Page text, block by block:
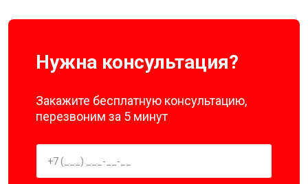
Нужна консультация?
Закажите бесплатную консультацию,
перезвоним за 5 минут